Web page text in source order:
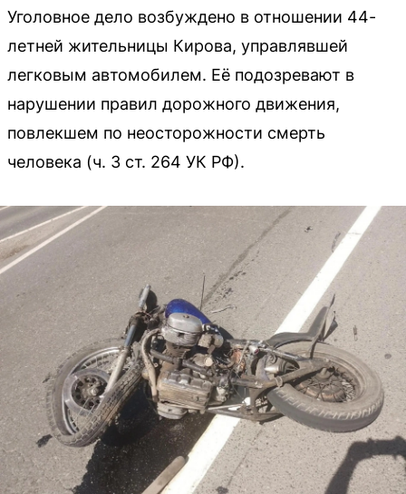
Уголовное дело возбуждено в отношении 44-
летней жительницы Кирова, управлявшей
легковым автомобилем. Её подозревают в
нарушении правил дорожного движения,
повлекшем по неосторожности смерть
человека (ч. 3 ст. 264 УК РФ).